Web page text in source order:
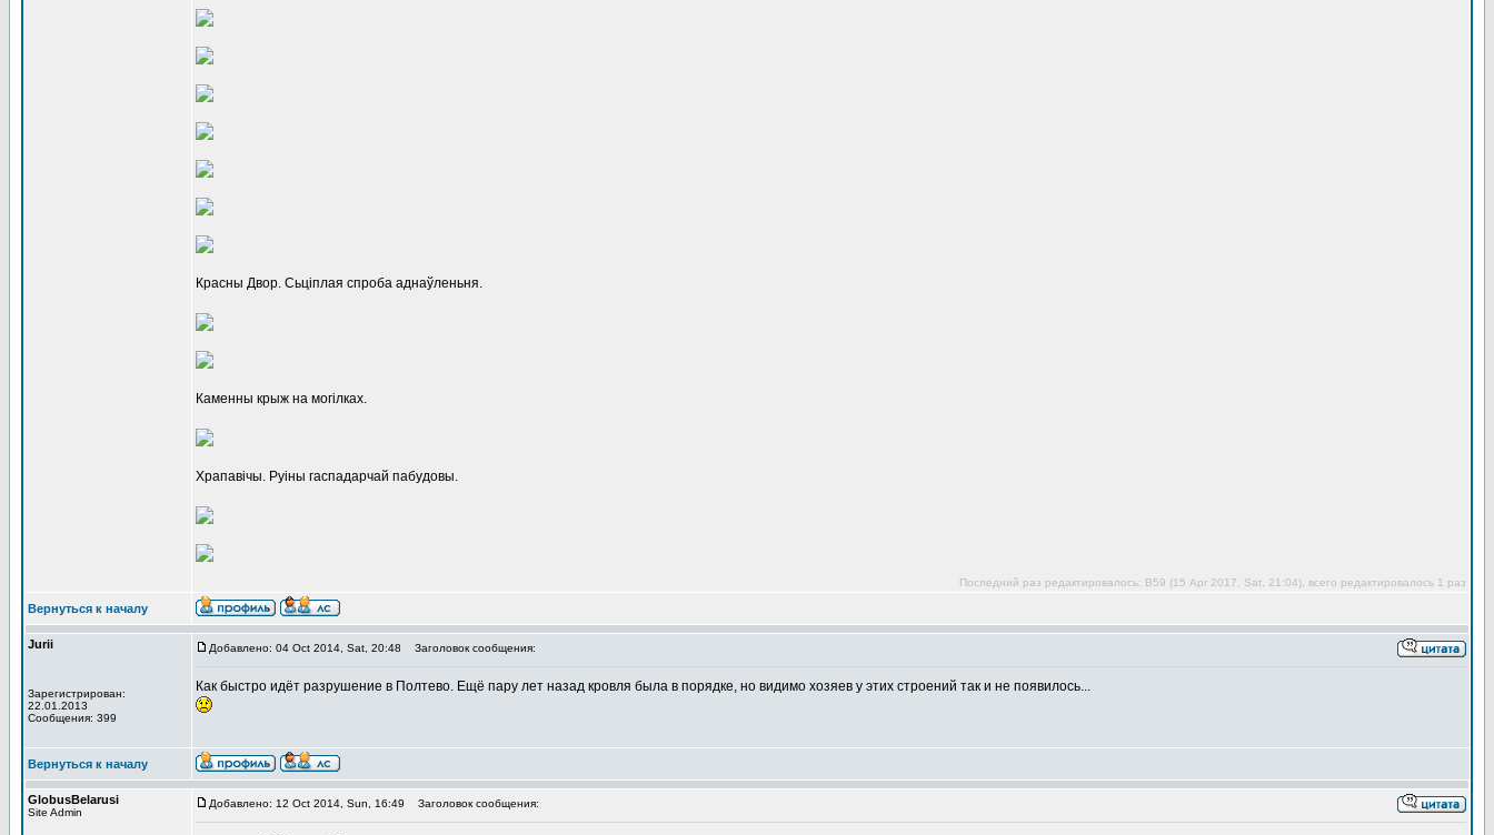
Красны Двор. Сьціплая спроба аднаўленьня.
Каменны крыж на могілках.
Храпавічы. Руіны гаспадарчай пабудовы.
Последний раз редактировалось: В59 (15 Apr 2017, Sat, 21:04), всего редактировалось 1 раз
Вернуться к началу
Jurii
Зарегистрирован:
22.01.2013
Сообщения: 399
Добавлено: 04 Oct 2014, Sat, 20:48 Заголовок сообщения:
Как быстро идёт разрушение в Полтево. Ещё пару лет назад кровля была в порядке, но видимо хозяев у этих строений так и не появилось...
Вернуться к началу
GlobusBelarusi
Site Admin
Добавлено: 12 Oct 2014, Sun, 16:49 Заголовок сообщения: